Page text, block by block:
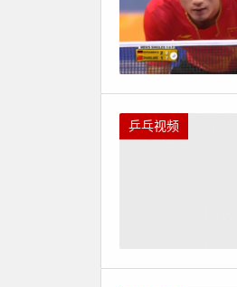
乒马龙反手加特
马龙反手加特技，
不死的小强... 马龙